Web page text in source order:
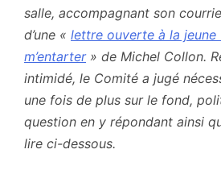
salle, accompagnant son
d’une « lettre ouverte à la jeune
m’entarter» de Michel Collon.
intimidé, le Comité a jugé
une fois de plus sur le fond,
question en y répondant ainsi
lire ci-dessous.